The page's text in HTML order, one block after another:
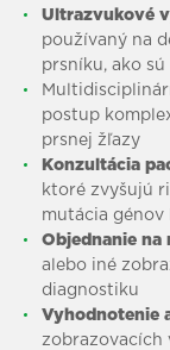
Ultrazvukové
používaný na
prsníku, ako
postup
prsnej žľazy
Konzultácia
ktoré zvyšujú
mutácia génov
Objednanie na
alebo iné
diagnostiku
Vyhodnotenie
zobrazovacích